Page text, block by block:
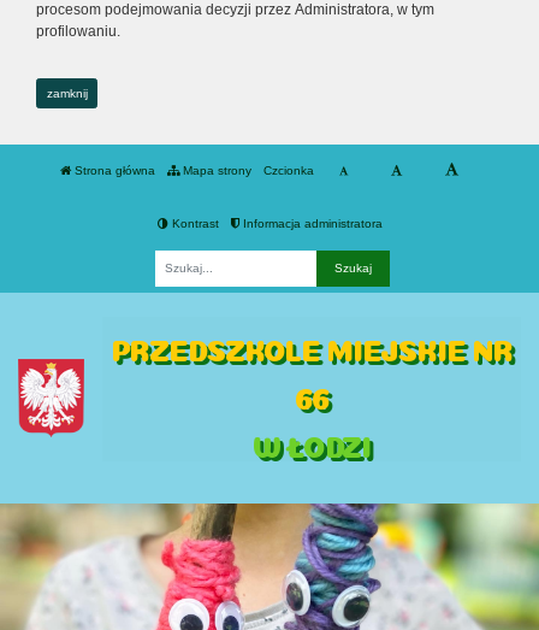
procesom podejmowania decyzji przez Administratora, w tym
profilowaniu.
zamknij
Strona główna Mapa strony Czcionka
Kontrast Informacja administratora
PRZEDSZKOLE MIEJSKIE NR
66
W ŁODZI